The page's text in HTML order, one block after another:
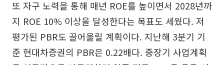
또 자구 노력을 통해 매년 ROE를 높이면서 2028년까
지 ROE 10% 이상을 달성한다는 목표도 세웠다. 저
평가된 PBR도 끌어올릴 계획이다. 지난해 3분기 기
준 현대차증권의 PBR은 0.22배다. 중장기 사업계획